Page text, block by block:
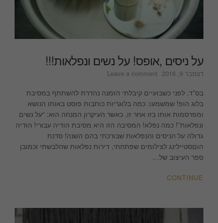
על ניסים ,אופס! על נשים ונפלאות!!!
דצמבר 9, 2016 Leave a comment
ניסים
,אופס!
על
בס”ד. לפני כשבועיים קיבלתי הזמנה נהדרת להשתתף במסיבת
בלוג הופ! שמשמעו: כמה בלוגריות כותבות פוסט באותו הנושא
ומפרסמות אותו בזו אחר זו, כאשר העיקרון המנחה הוא: “על נשים
ונפלאות”! כמה נפלא! המסיבה הזו היא מסיבת הודיה עבורי! הודיה
גדולה על הניסים והנפלאות שבורכתי בהם השנה! סדנת
הוםסטיילינג לצילומים שפתחתי, דירות נפלאות שהלבשתי וכמובן
ספר העיצוב של…
CONTINUE